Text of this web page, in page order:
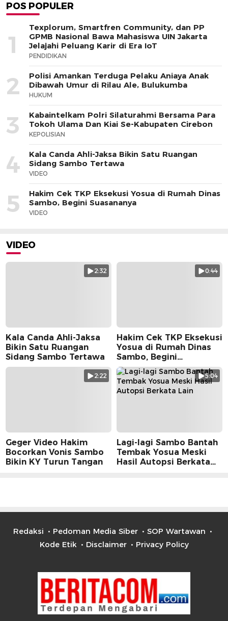
POS POPULER
1
Texplorum, Smartfren Community, dan PP
GPMB Nasional Bawa Mahasiswa UIN Jakarta
Jelajahi Peluang Karir di Era IoT
PENDIDIKAN
2
Polisi Amankan Terduga Pelaku Aniaya Anak
Dibawah Umur di Rilau Ale, Bulukumba
HUKUM
3
Kabaintelkam Polri Silaturahmi Bersama Para
Tokoh Ulama Dan Kiai Se-Kabupaten Cirebon
KEPOLISIAN
4
Kala Canda Ahli-Jaksa Bikin Satu Ruangan
Sidang Sambo Tertawa
VIDEO
5
Hakim Cek TKP Eksekusi Yosua di Rumah Dinas
Sambo, Begini Suasananya
VIDEO
VIDEO
2:32
Kala Canda Ahli-Jaksa
Bikin Satu Ruangan
Sidang Sambo Tertawa
0:44
Hakim Cek TKP Eksekusi
Yosua di Rumah Dinas
Sambo, Begini
Suasananya
2:22
Geger Video Hakim
Bocorkan Vonis Sambo
Bikin KY Turun Tangan
5:04
Lagi-lagi Sambo Bantah
Tembak Yosua Meski
Hasil Autopsi Berkata
Redaksi Pedoman Media Siber
SOP Wartawan
Kode Etik
Disclaimer Privacy Policy